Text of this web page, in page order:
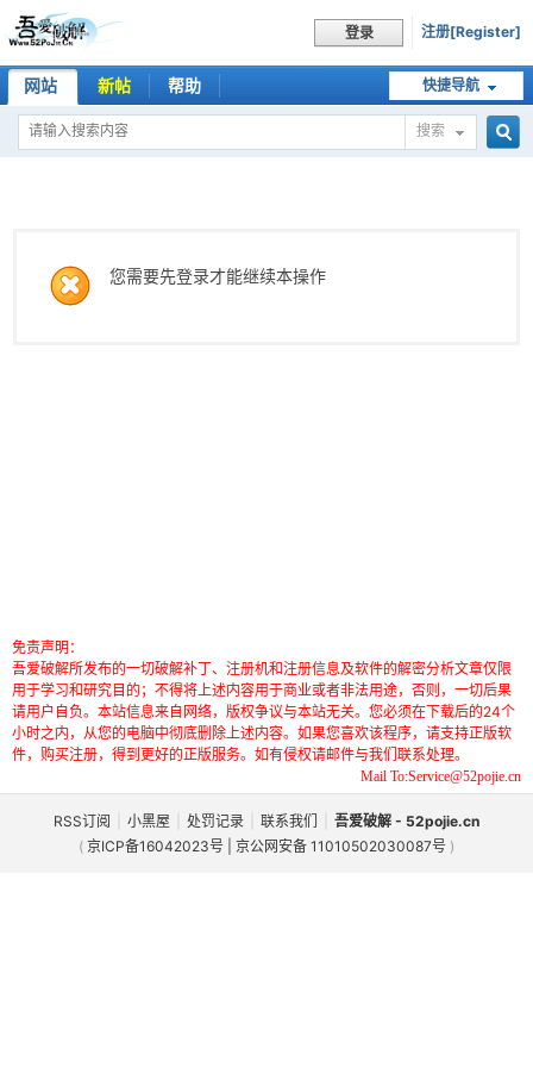
登录 注册[Register]
快捷导航
网站 新帖 帮助
搜索
您需要先登录才能继续本操作
免责声明：
吾爱破解所发布的一切破解补丁、注册机和注册信息及软件的解密分析文章仅限
用于学习和研究目的；不得将上述内容用于商业或者非法用途，否则，一切后果
请用户自负。本站信息来自网络，版权争议与本站无关。您必须在下载后的24个
小时之内，从您的电脑中彻底删除上述内容。如果您喜欢该程序，请支持正版软
件，购买注册，得到更好的正版服务。如有侵权请邮件与我们联系处理。
Mail To:Service@52pojie.cn
RSS订阅 小黑屋 处罚记录 联系我们
吾爱破解 - 52pojie.cn
( 京ICP备16042023号 | 京公网安备 11010502030087号 )